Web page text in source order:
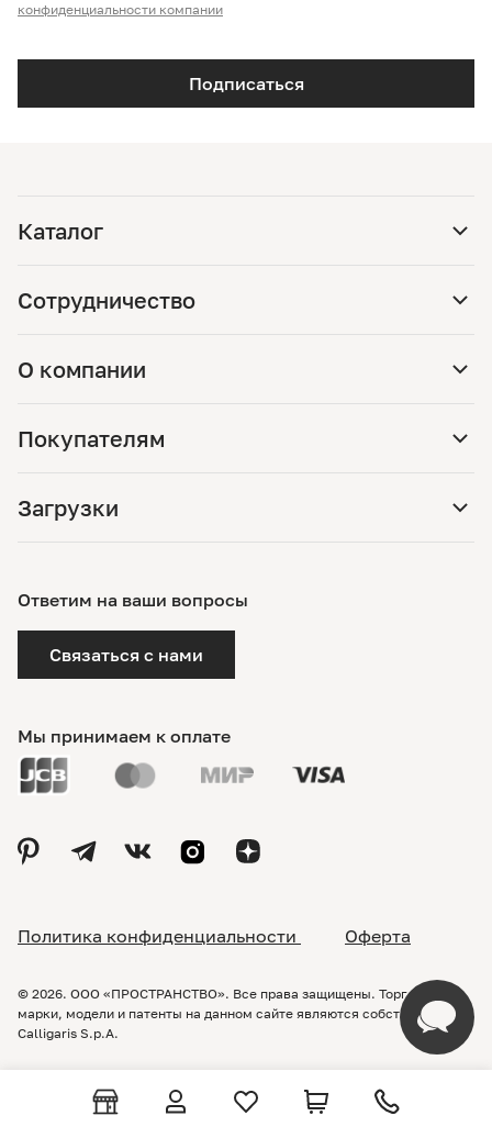
Подписаться
конфиденциальности компании
Каталог
Сотрудничество
О компании
Покупателям
Загрузки
Мы принимаем к оплате
Ответим на ваши вопросы
Связаться с нами
© 2026. ООО «ПРОСТРАНСТВО». Все права защищены. Торговые
марки, модели и патенты на данном сайте являются собственностью
Calligaris S.p.A.
Политика конфиденциальности Оферта